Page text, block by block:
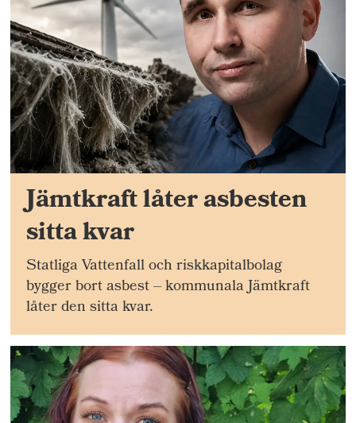
Jämtkraft låter asbesten
sitta kvar
Statliga Vattenfall och riskkapitalbolag
bygger bort asbest – kommunala Jämtkraft
låter den sitta kvar.